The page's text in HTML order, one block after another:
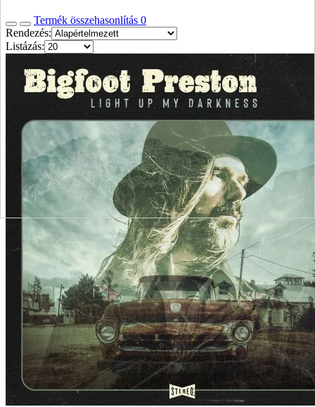
Termék összehasonlítás 0
Rendezés:
Listázás: